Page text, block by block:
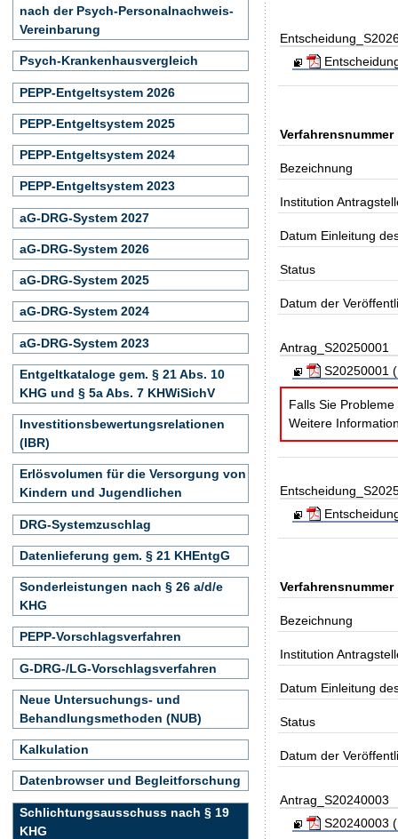
Verfahrensnummer
Bezeichnung
Institution
Datum Einleitung
Status
Datum der
Antrag_S20250001
S20250001
Falls Sie
Weitere
Verfahrensnummer
Bezeichnung
Institution
Datum Einleitung
Status
Datum der
Antrag_S20240003
S20240003
nach der Psych-Personalnachweis-
Vereinbarung
Psych-Krankenhausvergleich
PEPP-Entgeltsystem 2026
PEPP-Entgeltsystem 2025
PEPP-Entgeltsystem 2024
PEPP-Entgeltsystem 2023
aG-DRG-System 2027
aG-DRG-System 2026
aG-DRG-System 2025
aG-DRG-System 2024
aG-DRG-System 2023
Entgeltkataloge gem. § 21 Abs. 10
KHG und § 5a Abs. 7 KHWiSichV
Investitionsbewertungsrelationen
(IBR)
Erlösvolumen für die Versorgung von
Kindern und Jugendlichen
DRG-Systemzuschlag
Datenlieferung gem. § 21 KHEntgG
Sonderleistungen nach § 26 a/d/e
KHG
PEPP-Vorschlagsverfahren
G-DRG-/LG-Vorschlagsverfahren
Neue Untersuchungs- und
Behandlungsmethoden (NUB)
Kalkulation
Datenbrowser und Begleitforschung
Schlichtungsausschuss nach § 19
KHG